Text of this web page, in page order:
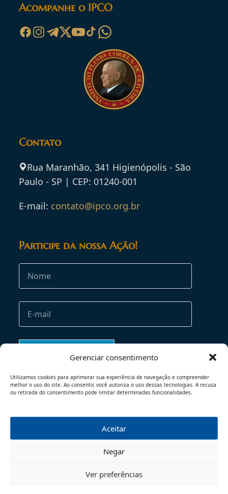
Gerenciar consentimento
Utilizamos cookies para aprimorar sua experiência de navegação e compreender
melhor o uso do site. Ao consentir, você autoriza o uso dessas tecnologias. A recusa
ou retirada do consentimento pode limitar determinadas funcionalidades.
Aceitar
Negar
Ver preferências
Acompanhe o IPCO
Contato
Rua Maranhão, 341 Higienópolis - São
Paulo - SP | CEP: 01240-001
E-mail: contato@ipco.org.br
Participe da nossa Ação!
POLÍTICA DE PRIVACIDADE
© 2026 - TODOS OS DIREITOS RESERVADOS